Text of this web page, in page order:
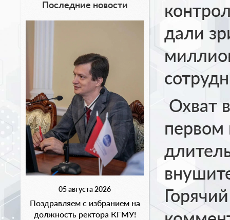
Последние новости
05 августа 2026
Поздравляем с избранием на
должность ректора КГМУ!
дали
Охват
первом